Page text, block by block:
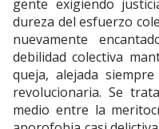
gente exigiendo
dureza del esfuerzo
nuevamente
debilidad colectiva
queja, alejada
revolucionaria. Se
medio entre la